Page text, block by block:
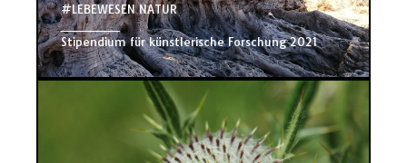
#LEBEWESEN NATUR
________
Stipendium für künstlerische Forschung 2021